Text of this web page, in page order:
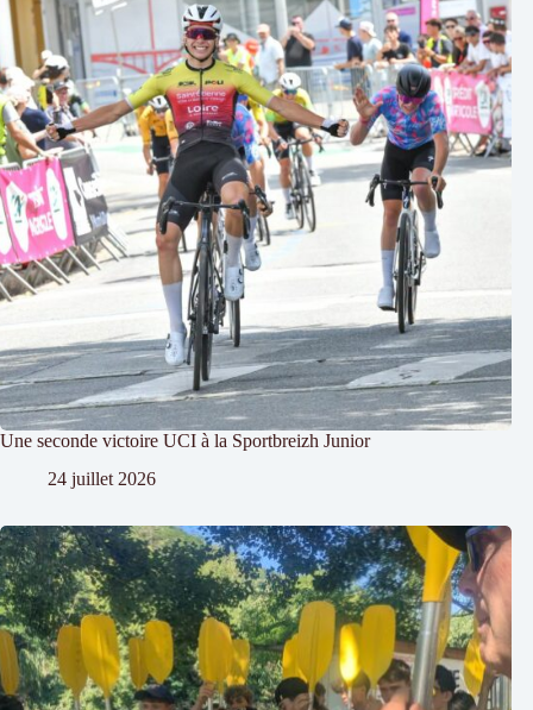
Une seconde victoire UCI à la Sportbreizh Junior
24 juillet 2026